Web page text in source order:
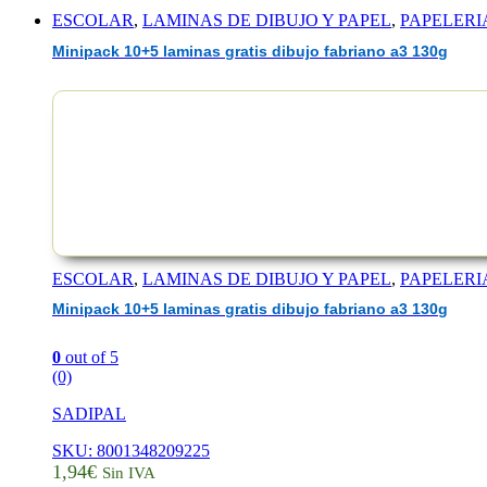
ESCOLAR, LAMINAS DE DIBUJO Y PAPEL,
Minipack 10+5 laminas gratis dibujo fabriano a3 130g
ESCOLAR, LAMINAS DE DIBUJO Y PAPEL,
Minipack 10+5 laminas gratis dibujo fabriano a3 130g
0 out of 5
(0)
SADIPAL
SKU: 8001348209225
1,94€ Sin IVA